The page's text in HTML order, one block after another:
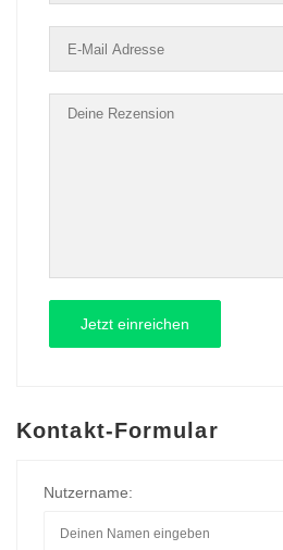
Kontakt-Formular
Nutzername: